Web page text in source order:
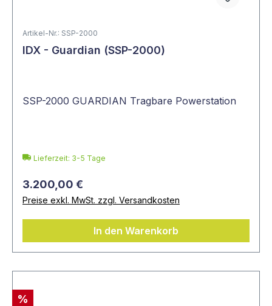
Artikel-Nr.: SSP-2000
IDX - Guardian (SSP-2000)
SSP-2000 GUARDIAN Tragbare Powerstation
Lieferzeit: 3-5 Tage
3.200,00 €
Preise exkl. MwSt. zzgl. Versandkosten
In den Warenkorb
%